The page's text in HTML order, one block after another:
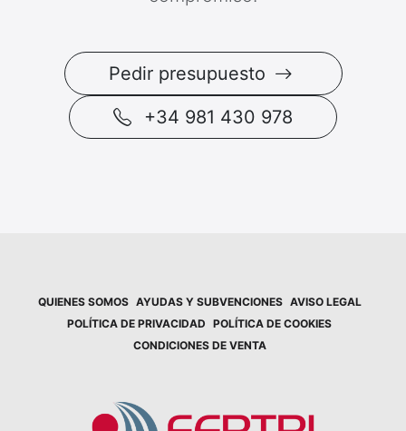
Pedir presupuesto
+34 981 430 978
QUIENES SOMOS AYUDAS Y SUBVENCIONES AVISO LEGAL
POLÍTICA DE PRIVACIDAD POLÍTICA DE COOKIES
CONDICIONES DE VENTA